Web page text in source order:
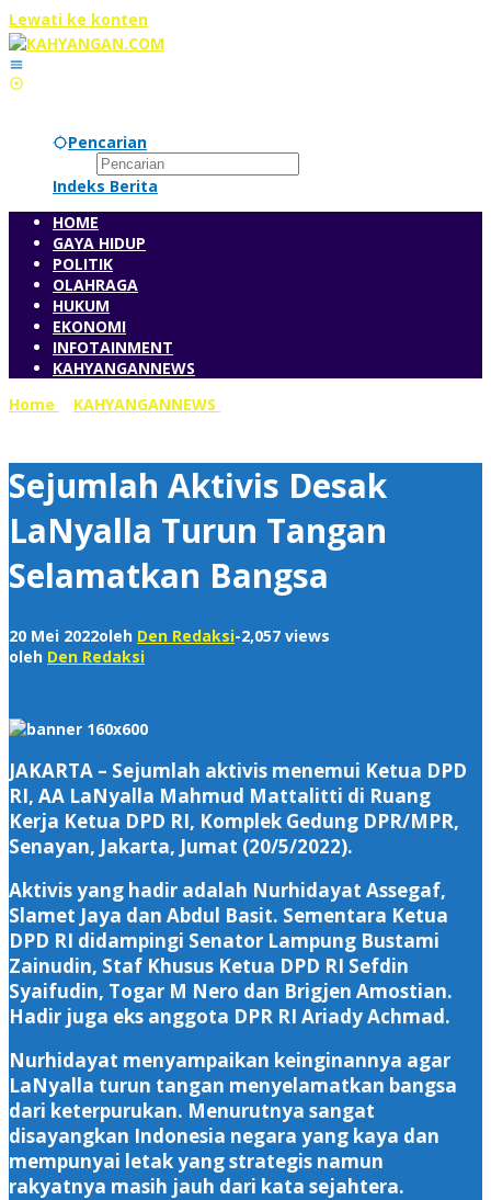
Lewati ke konten
Pencarian
Indeks Berita
HOME
GAYA HIDUP
POLITIK
OLAHRAGA
HUKUM
EKONOMI
INFOTAINMENT
KAHYANGANNEWS
Home
KAHYANGANNEWS
Sejumlah Aktivis Desak
LaNyalla Turun Tangan
Selamatkan Bangsa
20 Mei 2022oleh Den Redaksi-2,057 views
oleh Den Redaksi
JAKARTA – Sejumlah aktivis menemui Ketua DPD
RI, AA LaNyalla Mahmud Mattalitti di Ruang
Kerja Ketua DPD RI, Komplek Gedung DPR/MPR,
Senayan, Jakarta, Jumat (20/5/2022).
Aktivis yang hadir adalah Nurhidayat Assegaf,
Slamet Jaya dan Abdul Basit. Sementara Ketua
DPD RI didampingi Senator Lampung Bustami
Zainudin, Staf Khusus Ketua DPD RI Sefdin
Syaifudin, Togar M Nero dan Brigjen Amostian.
Hadir juga eks anggota DPR RI Ariady Achmad.
Nurhidayat menyampaikan keinginannya agar
LaNyalla turun tangan menyelamatkan bangsa
dari keterpurukan. Menurutnya sangat
disayangkan Indonesia negara yang kaya dan
mempunyai letak yang strategis namun
rakyatnya masih jauh dari kata sejahtera.